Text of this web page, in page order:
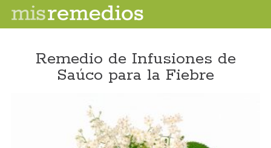
Remedio de Infusiones de
Saúco para la Fiebre